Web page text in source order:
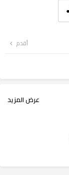
أقدم
عرض المزيد